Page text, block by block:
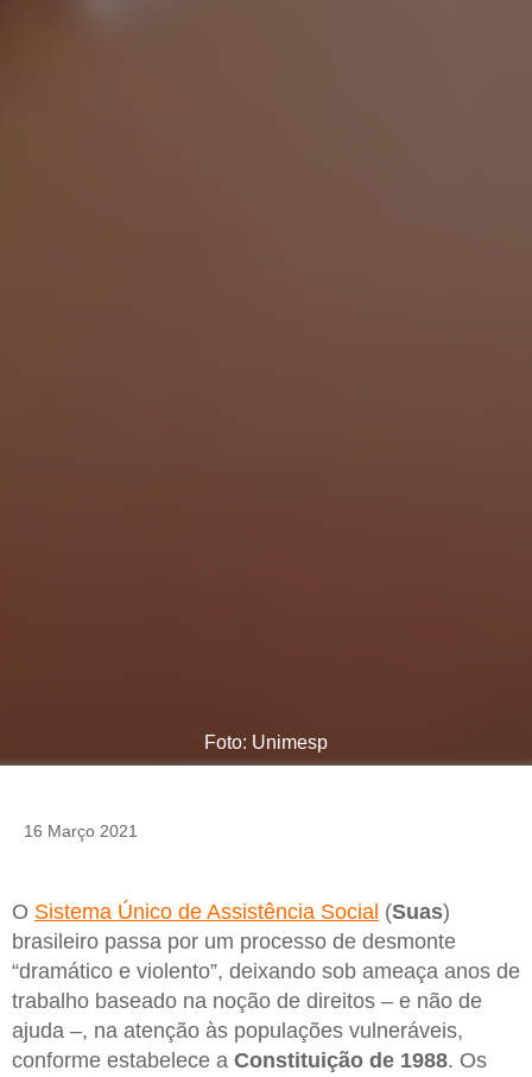
Foto: Unimesp
16 Março 2021
O Sistema Único de Assistência Social (Suas)
brasileiro passa por um processo de desmonte
“dramático e violento”, deixando sob ameaça anos de
trabalho baseado na noção de direitos – e não de
ajuda –, na atenção às populações vulneráveis,
conforme estabelece a Constituição de 1988. Os